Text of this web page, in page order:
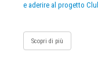
e aderire al progetto
Scopri di più